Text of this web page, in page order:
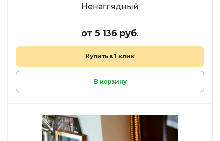
Ненаглядный
от 5 136 руб.
Купить в 1 клик
В корзину